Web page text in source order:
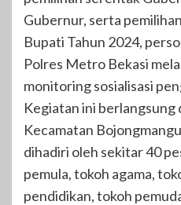
Gubernur, serta
Bupati Tahun 2024,
Polres Metro Bekasi
monitoring sosialisasi
Kegiatan ini berlangsung
Kecamatan
dihadiri oleh sekitar 40
pemula, tokoh agama,
pendidikan, tokoh